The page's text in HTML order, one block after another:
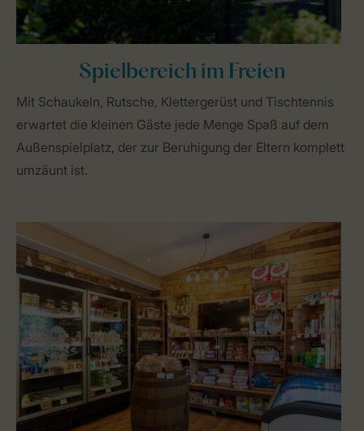
Spielbereich im Freien
Mit Schaukeln, Rutsche, Klettergerüst und Tischtennis
erwartet die kleinen Gäste jede Menge Spaß auf dem
Außenspielplatz, der zur Beruhigung der Eltern komplett
umzäunt ist.